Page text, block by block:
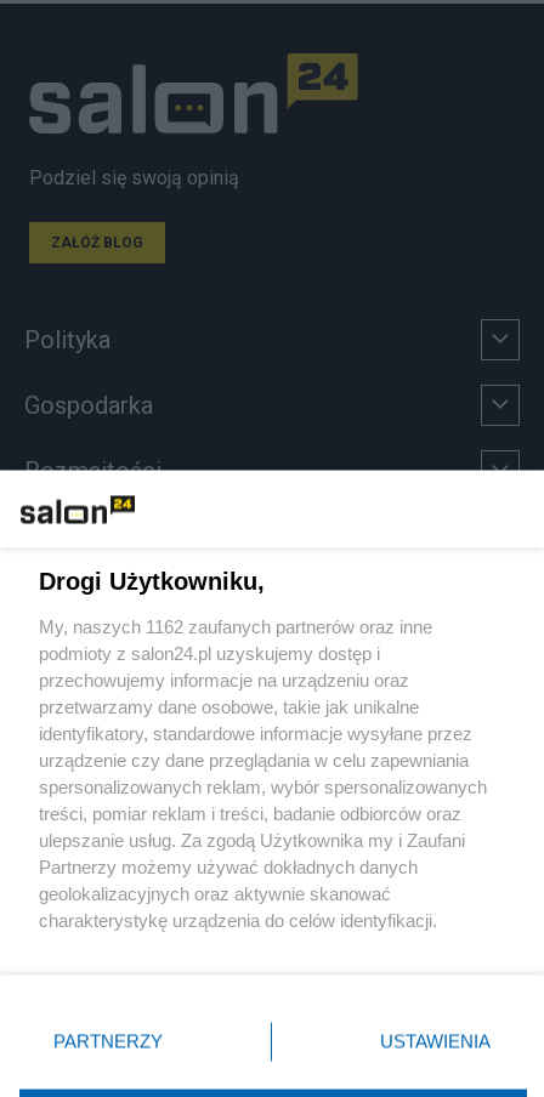
Podziel się swoją opinią
ZAŁÓŻ BLOG
Polityka
Gospodarka
Rozmaitości
Sport
Społeczeństwo
Kultura
X Facebook Instagram Youtube
Drogi Użytkowniku,
My, naszych 1162 zaufanych partnerów oraz inne
podmioty z salon24.pl uzyskujemy dostęp i
przechowujemy informacje na urządzeniu oraz
przetwarzamy dane osobowe, takie jak unikalne
identyfikatory, standardowe informacje wysyłane przez
urządzenie czy dane przeglądania w celu zapewniania
spersonalizowanych reklam, wybór spersonalizowanych
treści, pomiar reklam i treści, badanie odbiorców oraz
ulepszanie usług. Za zgodą Użytkownika my i Zaufani
Partnerzy możemy używać dokładnych danych
geolokalizacyjnych oraz aktywnie skanować
charakterystykę urządzenia do celów identyfikacji.
zmienić/wycofać klikając przycisk ustawień prywatności
znajdujący się w lewym dolnym rogu strony
rodzaje przetwarzania danych nie wymagają zgody
PARTNERZY USTAWIENIA